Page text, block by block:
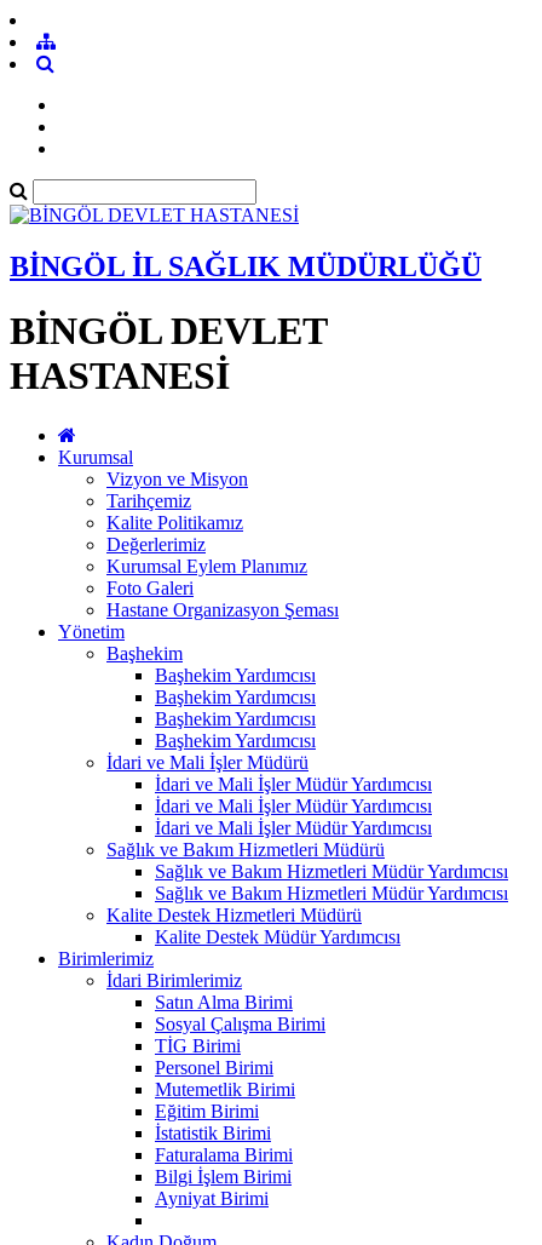
BİNGÖL İL SAĞLIK MÜDÜRLÜĞÜ
BİNGÖL DEVLET
HASTANESİ
Kurumsal
Vizyon ve Misyon
Tarihçemiz
Kalite Politikamız
Değerlerimiz
Kurumsal Eylem Planımız
Foto Galeri
Hastane Organizasyon Şeması
Yönetim
Başhekim
Başhekim Yardımcısı
Başhekim Yardımcısı
Başhekim Yardımcısı
Başhekim Yardımcısı
İdari ve Mali İşler Müdürü
İdari ve Mali İşler Müdür Yardımcısı
İdari ve Mali İşler Müdür Yardımcısı
İdari ve Mali İşler Müdür Yardımcısı
Sağlık ve Bakım Hizmetleri Müdürü
Sağlık ve Bakım Hizmetleri Müdür Yardımcısı
Sağlık ve Bakım Hizmetleri Müdür Yardımcısı
Kalite Destek Hizmetleri Müdürü
Kalite Destek Müdür Yardımcısı
Birimlerimiz
İdari Birimlerimiz
Satın Alma Birimi
Sosyal Çalışma Birimi
TİG Birimi
Personel Birimi
Mutemetlik Birimi
Eğitim Birimi
İstatistik Birimi
Faturalama Birimi
Bilgi İşlem Birimi
Ayniyat Birimi